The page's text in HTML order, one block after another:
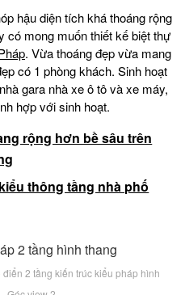
hậu diện tích khá thoáng rộng
có mong muốn thiết kế biệt thự
. Vừa thoáng đẹp vừa mang
có 1 phòng khách. Sinh hoạt
gara nhà xe ô tô và xe máy,
hợp với sinh hoạt.
rộng hơn bề sâu trên
thông tầng nhà phố
2 tầng kiến trúc kiểu pháp hình